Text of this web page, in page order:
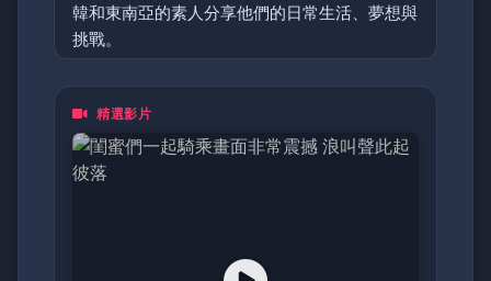
韓和東南亞的素人分享他們的日常生活、夢想與
挑戰。
從鄉村的簡單快樂到都市的忙碌節奏，每支影片
都是一頁動人的日記。加入我們，探索亞洲最真
摯的面貌！
精選影片